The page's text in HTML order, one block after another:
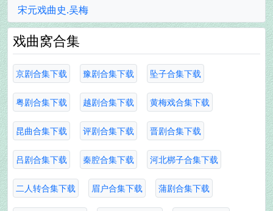
宋元戏曲史.吴梅
戏曲窝合集
京剧合集下载 豫剧合集下载 坠子合集下载
粤剧合集下载 越剧合集下载 黄梅戏合集下载
昆曲合集下载 评剧合集下载 晋剧合集下载
吕剧合集下载 秦腔合集下载 河北梆子合集下载
二人转合集下载 眉户合集下载 蒲剧合集下载